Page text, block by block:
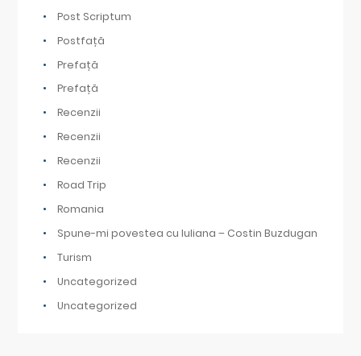
Post Scriptum
Postfață
Prefață
Prefață
Recenzii
Recenzii
Recenzii
Road Trip
Romania
Spune-mi povestea cu Iuliana – Costin Buzdugan
Turism
Uncategorized
Uncategorized